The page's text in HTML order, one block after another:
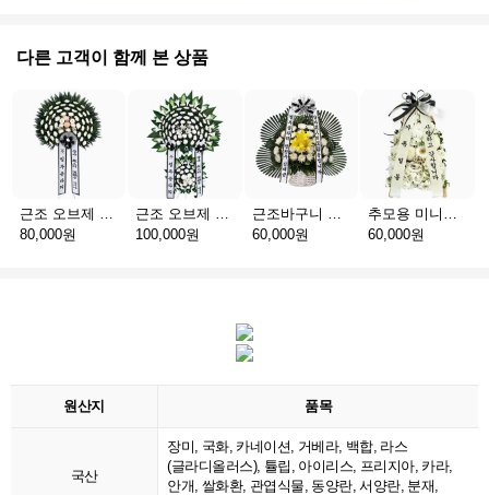
다른 고객이 함께 본 상품
근조 오브제 1단 B
80,000원
근조 오브제 2단 B
100,000원
근조바구니 일반
60,000원
추모용 미니화환 A(서울)
60,000원
원산지 품목
국산
장미, 국화, 카네이션, 거베라, 백합, 라스
(글라디올러스), 튤립, 아이리스, 프리지아, 카라,
안개, 쌀화환, 관엽식물, 동양란, 서양란, 분재,